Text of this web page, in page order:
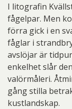
I litografin
fågelpar. Men
förra gick i en
fåglar i
avslöjar är
enkelhet slår
valörmåleri.
gång stilla
kustlandskap.